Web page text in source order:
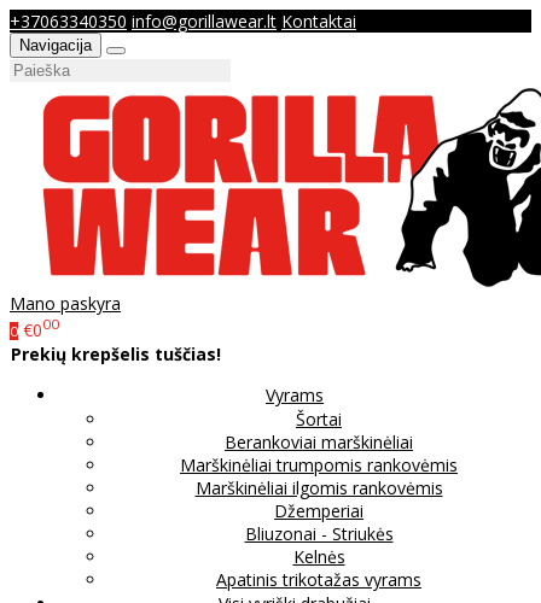
+37063340350 info@gorillawear.lt Kontaktai
Navigacija
Mano paskyra
0 €000
Prekių krepšelis tuščias!
Vyrams
Šortai
Berankoviai marškinėliai
Marškinėliai trumpomis rankovėmis
Marškinėliai ilgomis rankovėmis
Džemperiai
Bliuzonai - Striukės
Kelnės
Apatinis trikotažas vyrams